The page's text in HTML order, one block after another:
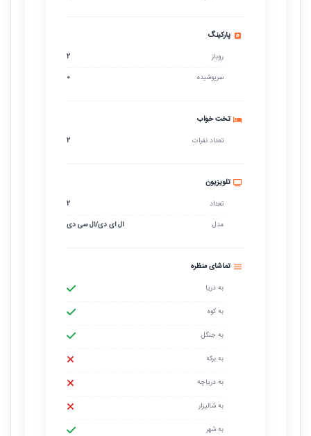
پارکینگ
روباز
2
سرپوشیده
0
تخت خواب
تعداد نفرات 2
تلویزیون
تعداد
2
مدل
ال ای دی/ال سی دی
تماشای منظره
به دریا
به کوه
به جنگل
به برکه
به دریاچه
به شالیزار
به شهر